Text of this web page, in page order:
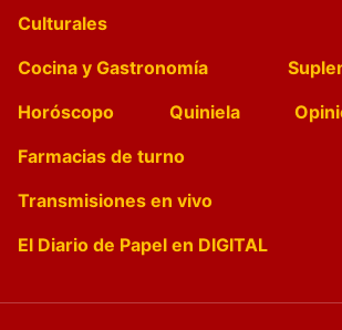
Culturales
Cocina y Gastronomía
Horóscopo
Quiniela
Farmacias de turno
Transmisiones en vivo
El Diario de Papel en DIGITAL